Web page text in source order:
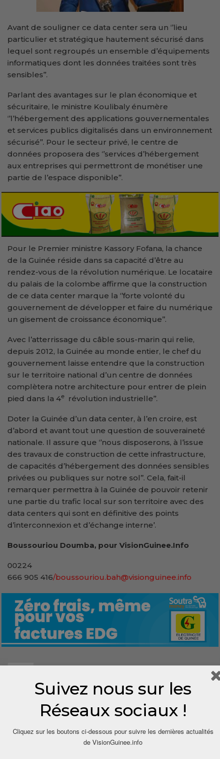
Avant de souligner ce data center sera un ‘’lieu
particulier et stratégique hautement sécurisé dans
lequel sont regroupés un ensemble d’équipements
informatiques dont les données traitées sont très
sensibles’’.
Parlant des avantages sur le plan économique et
sécuritaire, le ministre Koulibaly énumère
‘’l’hébergement des applications gouvernementales
et services publics digitalisés dans un environnement
sécurisé’’. Pour le secteur privé, le centre de
données proposera des ‘’services d’hébergement
aux entreprises qui permettront de monétiser une
partie de l’espace disponible’’.
Pour le Premier ministre Kassory Fofana, la chance
de la Guinée réside dans sa capacité d’être au
rendez-vous de la révolution numérique. Le locataire
du palais de la colombe affirme que la construction
de ce data center marque la ‘’forte volonté du
gouvernement de développer et faire du numérique
un gisement de croissance économique’’.
Avec l’atterrissage du câble sous-marin qui relie,
depuis 2012, la Guinée au monde entier, le chef du
gouvernement laisse entendre que la construction
sur le territoire national d’un centre de données
complètera notre architecture pour entrer de plein
pied dans la 4e révolution industrielle’’.
Doter la Guinée d’un data center, à l’en croire, est
d’abord et avant tout une question de souveraineté
nationale. Il assure que ‘’nous disposerons, à l’issue
des travaux de construction de cette infrastructure,
de capacités d’hébergement des données sensibles
privées ou publiques sur notre sol’’. Cela, fait-il
remarquer permettra à la Guinée de pouvoir retenir
une partie du trafic local sur son territoire avec des
data centers qui sont en définitive des points
d’interconnexion et d’échange interne’.
Boussouriou Doumba, pour VisionGuinee.Info
00224
666 905 416/boussouriou.bah@visionguinee.info
Suivez nous sur les
Réseaux sociaux !
Cliquez sur les boutons ci-dessous pour suivre les dernières actualités
de VisionGuinee.info